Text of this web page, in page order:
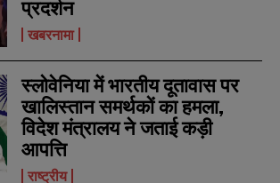
प्रदर्शन
खबरनामा
स्लोवेनिया में भारतीय दूतावास पर
खालिस्तान समर्थकों का हमला,
विदेश मंत्रालय ने जताई कड़ी
आपत्ति
राष्ट्रीय